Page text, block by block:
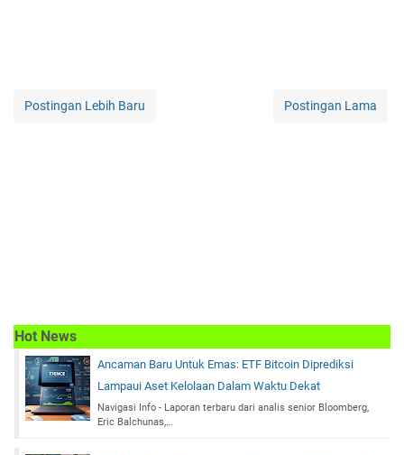
Postingan Lebih Baru Postingan Lama
Hot News
Ancaman Baru Untuk Emas: ETF Bitcoin Diprediksi
Lampaui Aset Kelolaan Dalam Waktu Dekat
Navigasi Info - Laporan terbaru dari analis senior Bloomberg,
Eric Balchunas,…